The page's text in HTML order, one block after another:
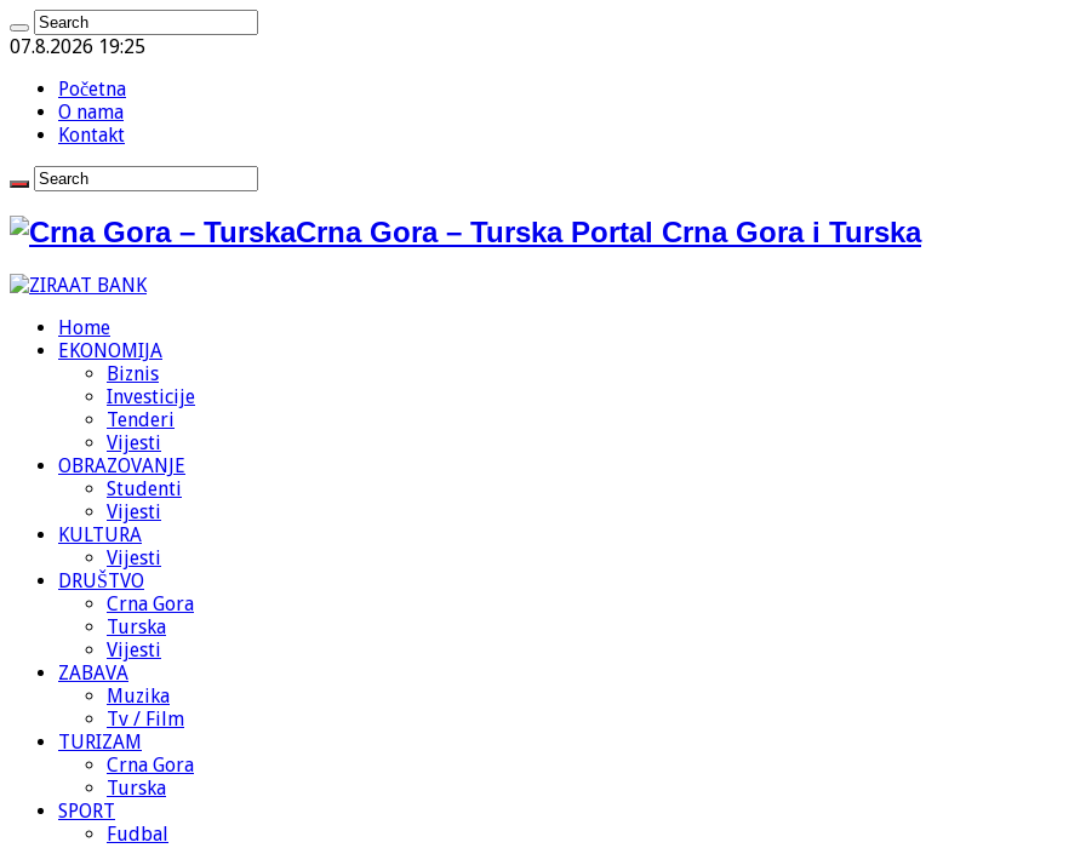
07.8.2026 19:25
Početna
O nama
Kontakt
Crna Gora – Turska Portal Crna Gora i Turska
Home
EKONOMIJA
Biznis
Investicije
Tenderi
Vijesti
OBRAZOVANJE
Studenti
Vijesti
KULTURA
Vijesti
DRUŠTVO
Crna Gora
Turska
Vijesti
ZABAVA
Muzika
Tv / Film
TURIZAM
Crna Gora
Turska
SPORT
Fudbal